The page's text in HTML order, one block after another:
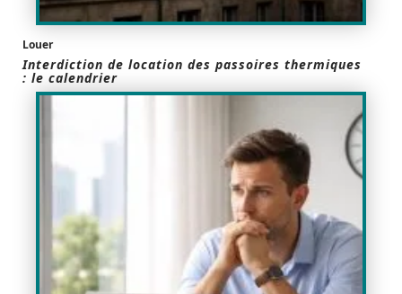
Louer
Interdiction de location des passoires thermiques
: le calendrier